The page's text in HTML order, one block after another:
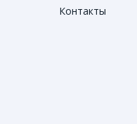
Контакты